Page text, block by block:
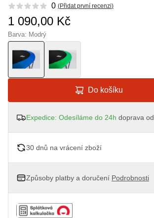
Reviews 0 (Přidat první recenzi)
1 090,00 Kč
Barva: Modrý
Do košíku
Expedice: Odesíláme do 24h doprava od
30 dnů na vrácení zboží
Způsoby platby a doručení Podrobnosti